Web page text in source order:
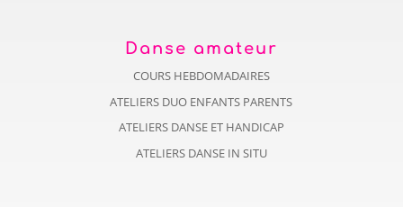
Danse amateur
COURS HEBDOMADAIRES
ATELIERS DUO ENFANTS PARENTS
ATELIERS DANSE ET HANDICAP
ATELIERS DANSE IN SITU